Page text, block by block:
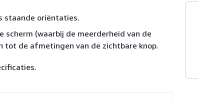
staande oriëntaties.
(waarbij de meerderheid van de
tot de afmetingen van de zichtbare knop.